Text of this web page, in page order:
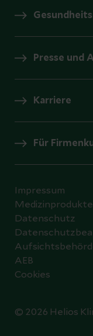
Presse und
Karriere
Für
© 2026 Helios
Impressum
Datenschutz
AEB
Cookies